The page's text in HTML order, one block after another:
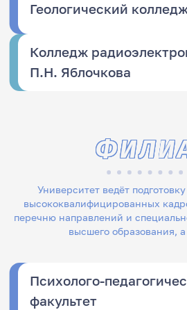
Геологический
Колледж
П.Н. Яблочкова
Университет ведёт
высококвалифицированных
перечню направлений и
высшего образования,
Психолого-
факультет